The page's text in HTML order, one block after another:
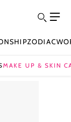
ZODIAC
MAKE UP & SKIN